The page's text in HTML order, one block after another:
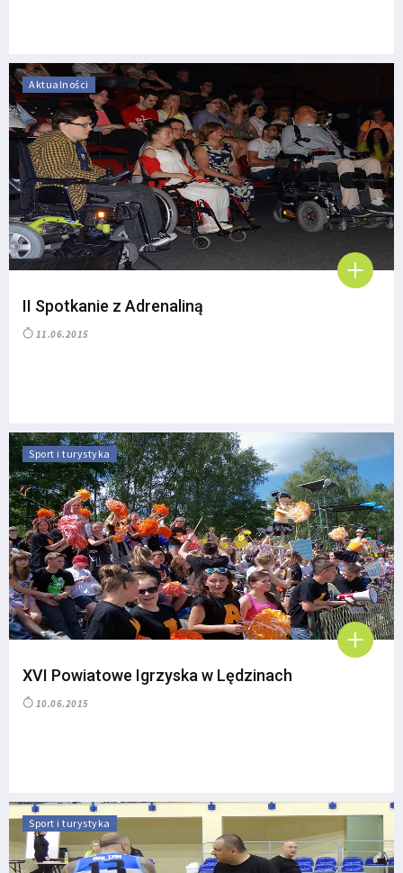
Aktualności
II Spotkanie z Adrenaliną
11.06.2015
Sport i turystyka
XVI Powiatowe Igrzyska w Lędzinach
10.06.2015
Sport i turystyka